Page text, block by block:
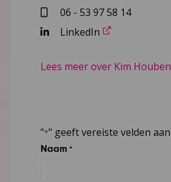
06 - 53 97 58 14
LinkedIn
Lees meer over Kim Houben
"*" geeft vereiste velden aan
Naam *